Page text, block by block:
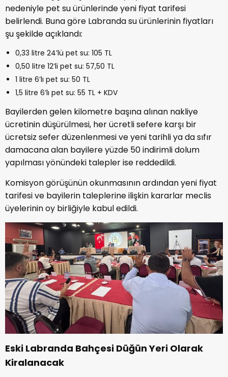
nedeniyle pet su ürünlerinde yeni fiyat tarifesi
belirlendi. Buna göre Labranda su ürünlerinin fiyatları
şu şekilde açıklandı:
0,33 litre 24’lü pet su: 105 TL
0,50 litre 12’li pet su: 57,50 TL
1 litre 6’lı pet su: 50 TL
1,5 litre 6’lı pet su: 55 TL + KDV
Bayilerden gelen kilometre başına alınan nakliye
ücretinin düşürülmesi, her ücretli sefere karşı bir
ücretsiz sefer düzenlenmesi ve yeni tarihli ya da sıfır
damacana alan bayilere yüzde 50 indirimli dolum
yapılması yönündeki talepler ise reddedildi.
Komisyon görüşünün okunmasının ardından yeni fiyat
tarifesi ve bayilerin taleplerine ilişkin kararlar meclis
üyelerinin oy birliğiyle kabul edildi.
Eski Labranda Bahçesi Düğün Yeri Olarak
Kiralanacak